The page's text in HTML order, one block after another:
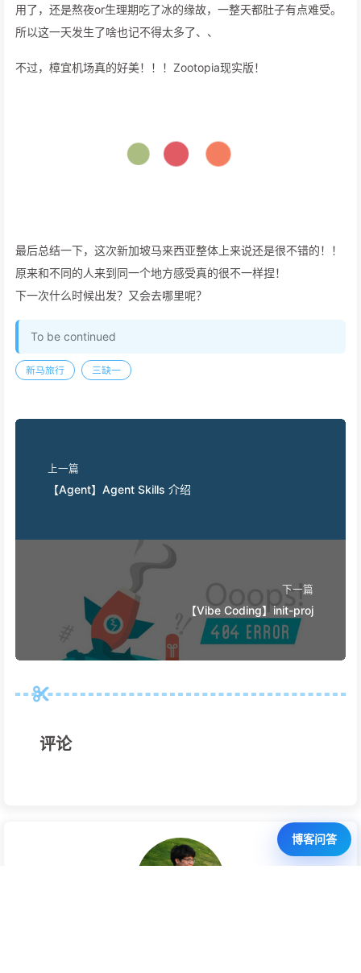
用了，还是熬夜or生理期吃了冰的缘故，一整天都肚子有点难受。
所以这一天发生了啥也记不得太多了、、
不过，樟宜机场真的好美！！！Zootopia现实版！
最后总结一下，这次新加坡马来西亚整体上来说还是很不错的！！
原来和不同的人来到同一个地方感受真的很不一样捏！
下一次什么时候出发？又会去哪里呢？
To be continued
新马旅行 三缺一
上一篇
【Agent】Agent Skills 介绍
下一篇
【Vibe Coding】init-proj
评论
博客问答